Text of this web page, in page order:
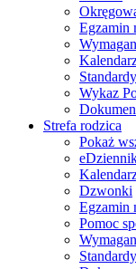
Egzamin
Wykaz
Strefa rodzica
Pokaż
Dzwonki
Egzamin
Pomoc